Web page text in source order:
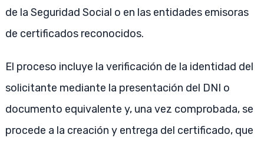
de la Seguridad Social o en las entidades emisoras
de certificados reconocidos.
El proceso incluye la verificación de la identidad del
solicitante mediante la presentación del DNI o
documento equivalente y, una vez comprobada, se
procede a la creación y entrega del certificado, que